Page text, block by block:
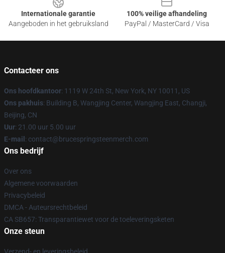
Internationale garantie
Aangeboden in het gebruiksland
100% veilige afhandeling
PayPal / MasterCard / Visa
Contacteer ons
Ons hoofdkantoor: 1119 W 24th St, New York, NY 10011, US
Ons pakhuis: Building B, Wangjing Center, Wangjing East, Changji,
Beijing, CN
Uur: 21.00 uur 5.00 uur
E-mail : contact@brucespringsteenmerch.com
Ons bedrijf
Over ons
Algemene voorwaarden
Privacybeleid
DMCA - Auteursrechtbeleid
CA SB657: Transparantiewet voor de toeleveringsketen
Onze steun